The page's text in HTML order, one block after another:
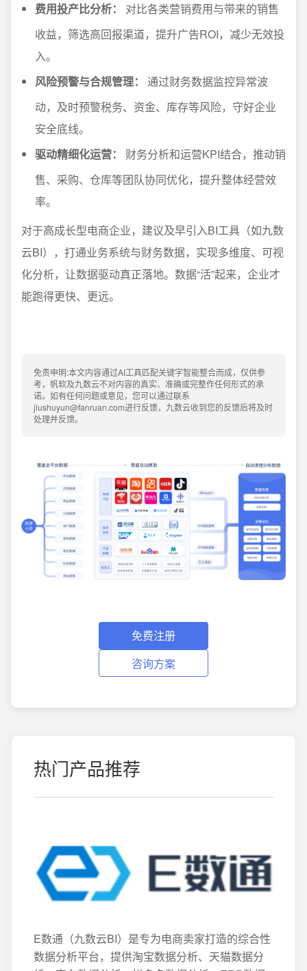
费用投产比分析：
对比各类营销费用与带来的销售
收益，筛选高回报渠道，提升广告ROI，减少无效投
入。
风险预警与合规管理：
通过财务数据监控异常波
动，及时预警税务、资金、库存等风险，守好企业
安全底线。
驱动精细化运营：
财务分析和运营KPI结合，推动销
售、采购、仓库等团队协同优化，提升整体经营效
率。
对于高成长型电商企业，建议及早引入BI工具（如九数
云BI），打通业务系统与财务数据，实现多维度、可视
化分析，让数据驱动真正落地。数据“活”起来，企业才
能跑得更快、更远。
免责申明:本文内容通过AI工具匹配关键字智能整合而成，仅供参
考，帆软及九数云不对内容的真实、准确或完整作任何形式的承
诺。如有任何问题或意见，您可以通过联系
jiushuyun@fanruan.com进行反馈，九数云收到您的反馈后将及时
处理并反馈。
免费注册
咨询方案
热门产品推荐
E数通（九数云BI）是专为电商卖家打造的综合性
数据分析平台，提供淘宝数据分析、天猫数据分